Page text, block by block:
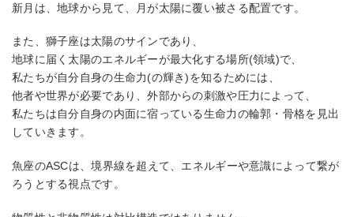
新月は、地球から見て、月が太陽に覆い被さる配置です。
また、獅子座は太陽のサインであり、
地球に届く太陽のエネルギーが最大化する場所(領域)で、
私たちが自分自身の生命力(の輝き)を知るためには、
他者や世界が必要であり、外部からの刺激や圧力によって、
私たちは自分自身の内面に宿っている生命力の輪郭・骨格を見出
していきます。
魚座のASCは、境界線を超えて、エネルギーや意識によって繋が
ろうとする視点です。